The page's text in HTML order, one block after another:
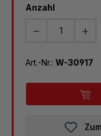
Anzahl
Art.-Nr.: W-30917